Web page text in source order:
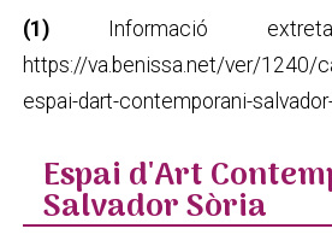
(1)Informació
https://va.benissa.net/ver/1240/
espai-dart-contemporani-
Espai d'Art
Salvador Sòria